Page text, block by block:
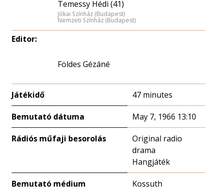
Temessy Hédi (41)
Jókai Színház (Budapest)
Nemzeti Színház (Budapest)
Editor:
Földes Gézáné
Játékidő 47 minutes
Bemutató dátuma May 7, 1966 13:10
Rádiós műfaji besorolás
Original radio
drama
Hangjáték
Bemutató médium Kossuth